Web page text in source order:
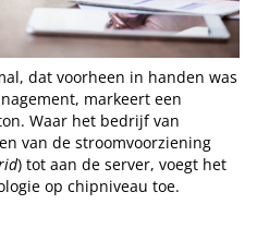
dat voorheen in handen was
markeert een
Waar het bedrijf van
van de stroomvoorziening
) tot aan de server, voegt het
op chipniveau toe.